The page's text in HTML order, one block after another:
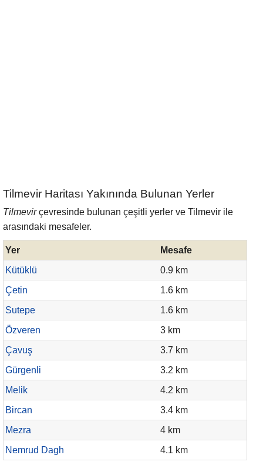
Tilmevir Haritası Yakınında Bulunan Yerler
Tilmevirçevresinde bulunan çeşitli yerler ve Tilmevir ile
arasındaki mesafeler.
Yer
Mesafe
Kütüklü
0.9 km
Çetin
1.6 km
Sutepe
1.6 km
Özveren
3 km
Çavuş
3.7 km
Gürgenli
3.2 km
Melik
4.2 km
Bircan
3.4 km
Mezra
4 km
Nemrud Dagh
4.1 km